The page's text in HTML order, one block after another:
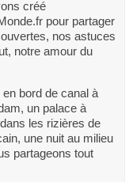
créé
pour partager
nos astuces
notre amour du
en bord de canal à
un palace à
les rizières de
une nuit au milieu
partageons tout